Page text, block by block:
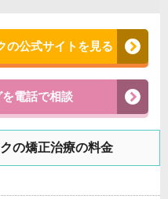
の公式サイトを見る
電話で相談
の矯正治療の料金